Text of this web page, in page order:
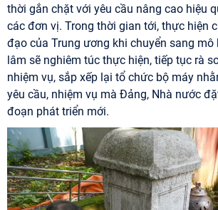
thời gắn chặt với yêu cầu nâng cao hiệu
các đơn vị. Trong thời gian tới, thực hiện
đạo của Trung ương khi chuyển sang mô
lâm sẽ nghiêm túc thực hiện, tiếp tục rà
nhiệm vụ, sắp xếp lại tổ chức bộ máy
yêu cầu, nhiệm vụ mà Đảng, Nhà nước
đoạn phát triển mới.